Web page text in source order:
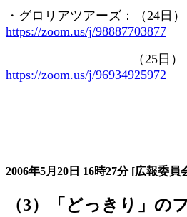
・グロリアツアーズ：（24 日）
https://zoom.us/j/98887703877
（25 日）
https://zoom.us/j/96934925972
2006年5月20日 16時27分 [広報委員
（3）「どっきり」の